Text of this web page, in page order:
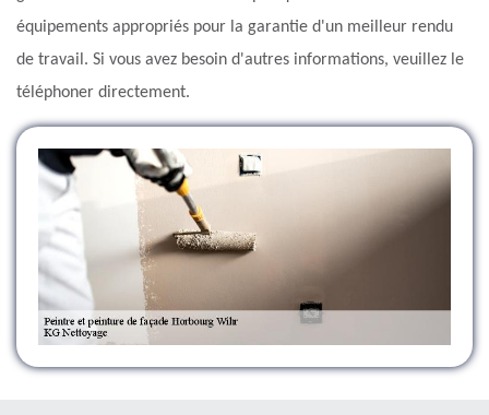
équipements appropriés pour la garantie d'un meilleur rendu
de travail. Si vous avez besoin d'autres informations, veuillez le
téléphoner directement.